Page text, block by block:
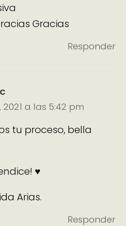
Gracias
Responder
a las 5:42 pm
tu proceso, bella
♥
Arias.
Responder